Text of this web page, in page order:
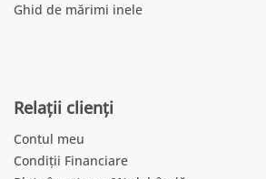
Ghid de mărimi inele
Relații clienți
Contul meu
Condiții Financiare